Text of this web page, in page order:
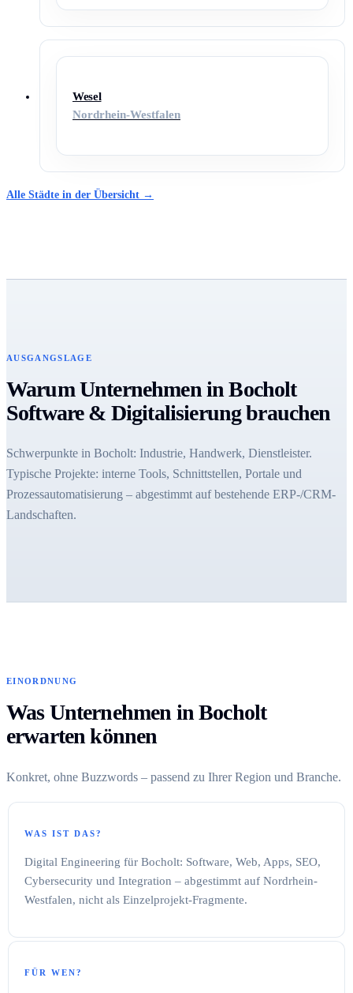
Wesel
Nordrhein-Westfalen
Alle Städte in der Übersicht →
AUSGANGSLAGE
Warum Unternehmen in Bocholt
Software & Digitalisierung brauchen
Schwerpunkte in Bocholt: Industrie, Handwerk, Dienstleister.
Typische Projekte: interne Tools, Schnittstellen, Portale und
Prozessautomatisierung – abgestimmt auf bestehende ERP-/CRM-
Landschaften.
EINORDNUNG
Was Unternehmen in Bocholt
erwarten können
Konkret, ohne Buzzwords – passend zu Ihrer Region und Branche.
WAS IST DAS?
Digital Engineering für Bocholt: Software, Web, Apps, SEO,
Cybersecurity und Integration – abgestimmt auf Nordrhein-
Westfalen, nicht als Einzelprojekt-Fragmente.
FÜR WEN?